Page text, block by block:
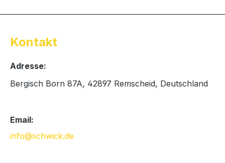
Kontakt
Adresse:
Bergisch Born 87A, 42897 Remscheid, Deutschland
Email:
info@schwick.de